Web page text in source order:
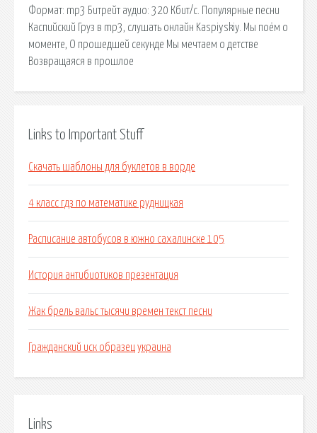
Формат: mp3 Битрейт аудио: 320 Кбит/с. Популярные песни
Каспийский Груз в mp3, слушать онлайн Kaspiyskiy. Мы поём о
моменте, О прошедшей секунде Мы мечтаем о детстве
Возвращаяся в прошлое
Links to Important Stuff
Скачать шаблоны для буклетов в ворде
4 класс гдз по математике рудницкая
Расписание автобусов в южно сахалинске 105
История антибиотиков презентация
Жак брель вальс тысячи времен текст песни
Гражданский иск образец украина
Links